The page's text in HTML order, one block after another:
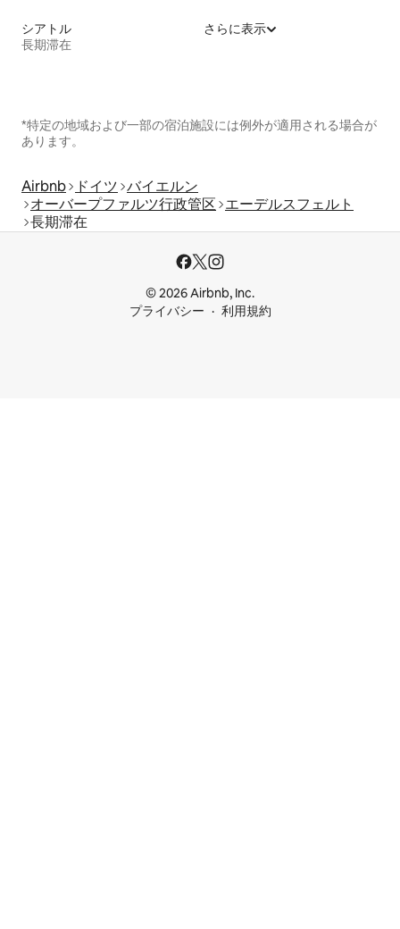
シアトル
長期滞在
さらに表示
*特定の地域および一部の宿泊施設には例外が適用される場合が
あります。
Airbnb ドイツ バイエルン
オーバープファルツ行政管区 エーデルスフェルト
長期滞在
© 2026 Airbnb, Inc.
プライバシー
利用規約